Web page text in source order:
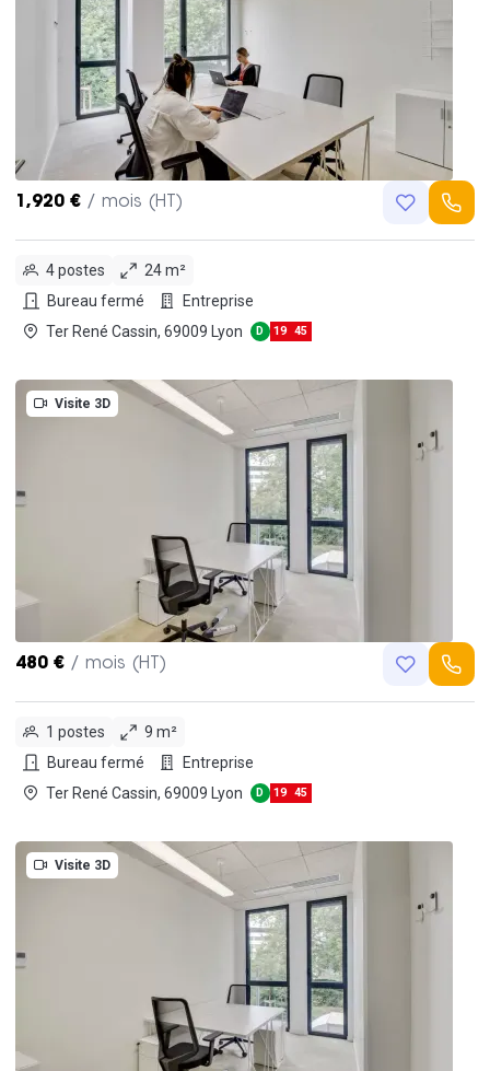
1,920 € / mois (HT)
4 postes
24 m²
Bureau fermé
Entreprise
Ter René Cassin, 69009 Lyon
D 19 45
Visite 3D
480 € / mois (HT)
1 postes
9 m²
Bureau fermé
Entreprise
Ter René Cassin, 69009 Lyon
D 19 45
Visite 3D